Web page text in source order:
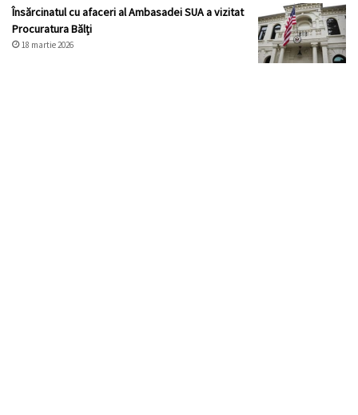
Însărcinatul cu afaceri al Ambasadei SUA a vizitat
Procuratura Bălți
18 martie 2026